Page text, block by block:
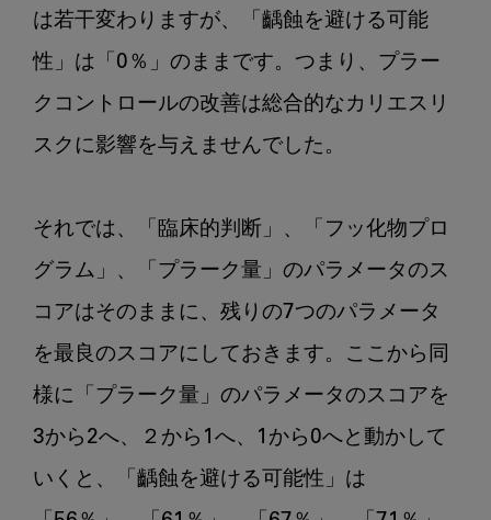
は若干変わりますが、「齲蝕を避ける可能
性」は「0％」のままです。つまり、プラー
クコントロールの改善は総合的なカリエスリ
スクに影響を与えませんでした。
それでは、「臨床的判断」、「フッ化物プロ
グラム」、「プラーク量」のパラメータのス
コアはそのままに、残りの7つのパラメータ
を最良のスコアにしておきます。ここから同
様に「プラーク量」のパラメータのスコアを
3から2へ、２から1へ、1から0へと動かして
いくと、「齲蝕を避ける可能性」は